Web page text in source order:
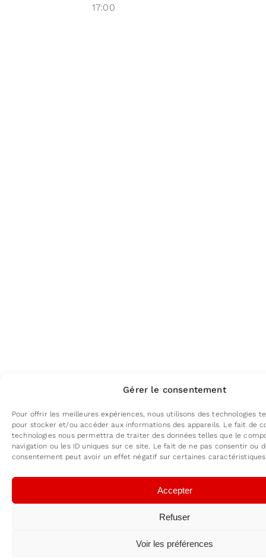
Gérer le consentement
Pour offrir les meilleures expériences, nous utilisons des technologies
pour stocker et/ou accéder aux informations des appareils. Le fait de
technologies nous permettra de traiter des données telles que le
navigation ou les ID uniques sur ce site. Le fait de ne pas consentir ou
consentement peut avoir un effet négatif sur certaines
Accepter
Refuser
Voir les préférences
17:00